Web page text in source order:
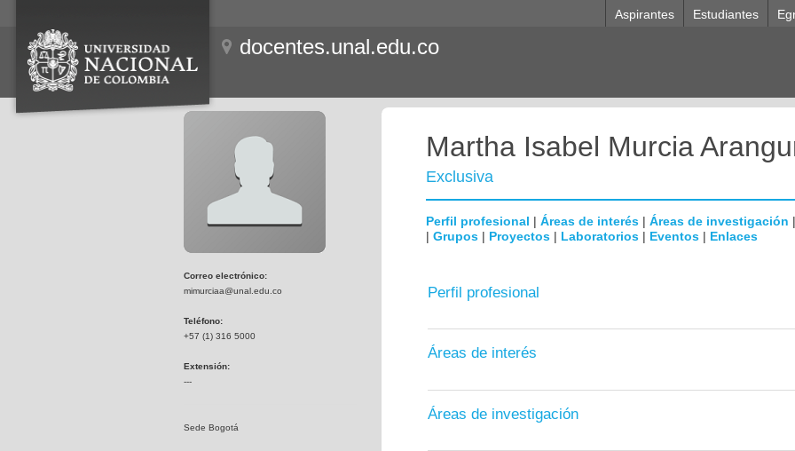
Aspirantes Estudiantes
docentes.unal.edu.co
Correo electrónico:
mimurciaa@unal.edu.co
Teléfono:
+57 (1) 316 5000
Extensión:
---
Sede Bogotá
Martha Isabel Murcia
Exclusiva
Perfil profesional | Áreas de interés | Áreas de investigación |
| Grupos | Proyectos | Laboratorios | Eventos | Enlaces
Perfil profesional
Áreas de interés
Áreas de investigación